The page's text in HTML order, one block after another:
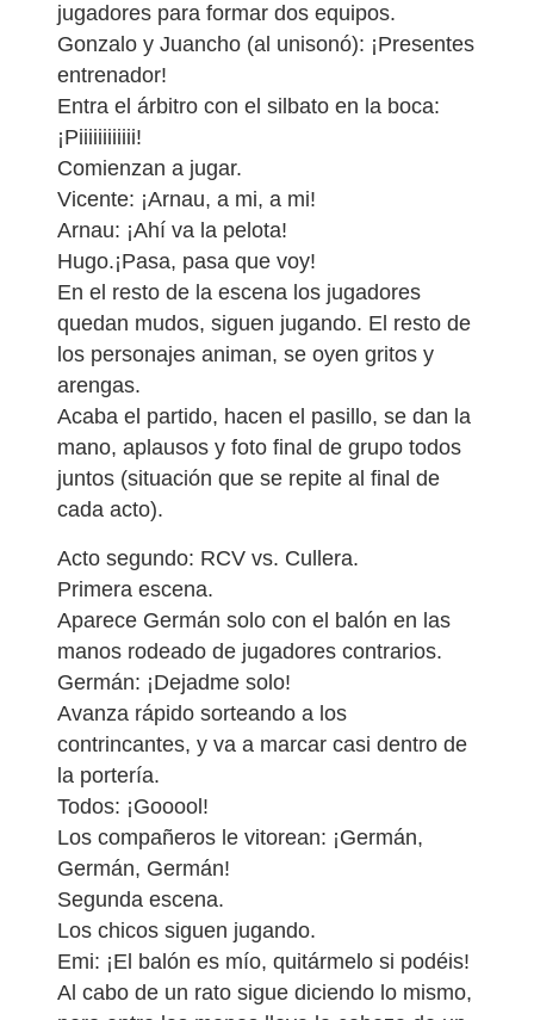
jugadores para formar dos equipos.
Gonzalo y Juancho (al unisonó): ¡Presentes
entrenador!
Entra el árbitro con el silbato en la boca:
¡Piiiiiiiiiiii!
Comienzan a jugar.
Vicente: ¡Arnau, a mi, a mi!
Arnau: ¡Ahí va la pelota!
Hugo.¡Pasa, pasa que voy!
En el resto de la escena los jugadores
quedan mudos, siguen jugando. El resto de
los personajes animan, se oyen gritos y
arengas.
Acaba el partido, hacen el pasillo, se dan la
mano, aplausos y foto final de grupo todos
juntos (situación que se repite al final de
cada acto).
Acto segundo: RCV vs. Cullera.
Primera escena.
Aparece Germán solo con el balón en las
manos rodeado de jugadores contrarios.
Germán: ¡Dejadme solo!
Avanza rápido sorteando a los
contrincantes, y va a marcar casi dentro de
la portería.
Todos: ¡Gooool!
Los compañeros le vitorean: ¡Germán,
Germán, Germán!
Segunda escena.
Los chicos siguen jugando.
Emi: ¡El balón es mío, quitármelo si podéis!
Al cabo de un rato sigue diciendo lo mismo,